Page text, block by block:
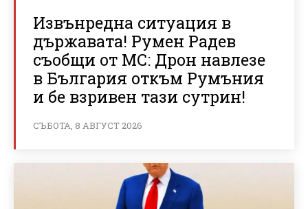
Извънредна ситуация в
държавата! Румен Радев
съобщи от МС: Дрон навлезе
в България откъм Румъния
и бе взривен тази сутрин!
СЪБОТА, 8 АВГУСТ 2026